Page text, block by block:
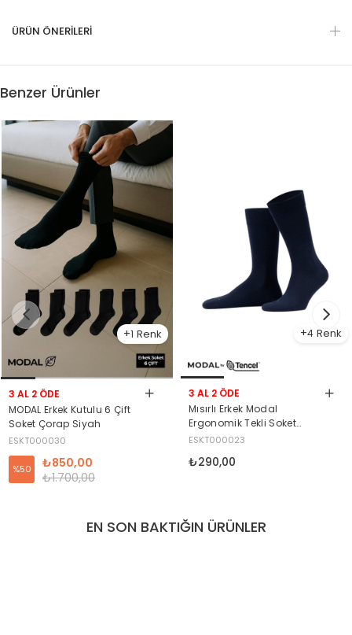
ÜRÜN ÖNERILERI
Benzer Ürünler
1
3 AL 2 ÖDE
MODAL Erkek Kutulu 6 Çift
Soket Çorap Siyah
ESKT000030
₺850,00
%50
₺1.700,00
4
3 AL 2 ÖDE
Mısırlı Erkek Modal
Ergonomik Tekli Soket
Çorap Lacivert
ESKT000023
₺290,00
EN SON BAKTIĞIN ÜRÜNLER